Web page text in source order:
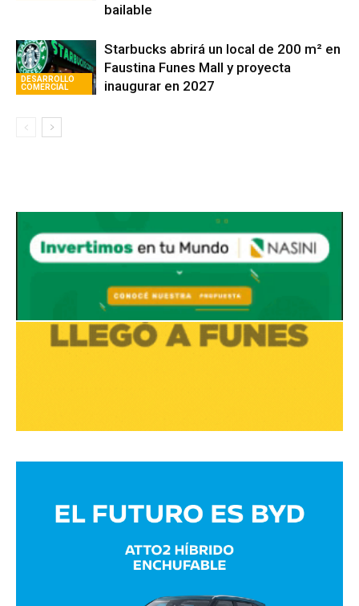
bailable
DESARROLLO
COMERCIAL
Starbucks abrirá un local de 200 m² en
Faustina Funes Mall y proyecta
inaugurar en 2027